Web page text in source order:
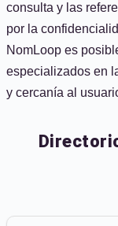
consulta y las
por la
NomLoop es
especializados en
y cercanía al